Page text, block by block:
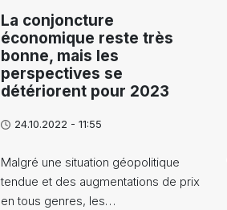
La conjoncture
économique reste très
bonne, mais les
perspectives se
détériorent pour 2023
24.10.2022 - 11:55
Malgré une situation géopolitique
tendue et des augmentations de prix
en tous genres, les…